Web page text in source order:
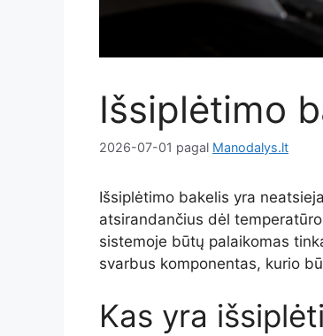
Išsiplėtimo
2026-07-01 pagal Manodalys.lt
Išsiplėtimo bakelis yra
atsirandančius dėl
sistemoje būtų palaikomas
svarbus komponentas, kurio
Kas yra